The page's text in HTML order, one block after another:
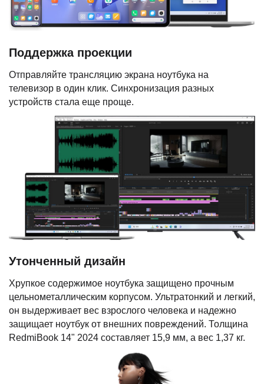
Поддержка проекции
Отправляйте трансляцию экрана ноутбука на
телевизор в один клик. Синхронизация разных
устройств стала еще проще.
Утонченный дизайн
Хрупкое содержимое ноутбука защищено прочным
цельнометаллическим корпусом. Ультратонкий и легкий,
он выдерживает вес взрослого человека и надежно
защищает ноутбук от внешних повреждений. Толщина
RedmiBook 14" 2024 составляет 15,9 мм, а вес 1,37 кг.